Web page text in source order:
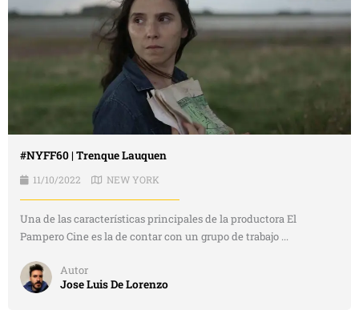
#NYFF60 | Trenque Lauquen
11/10/2022 NEW YORK
Una de las características principales de la productora El
Pampero Cine es la de contar con un grupo de trabajo ...
Autor
Jose Luis De Lorenzo